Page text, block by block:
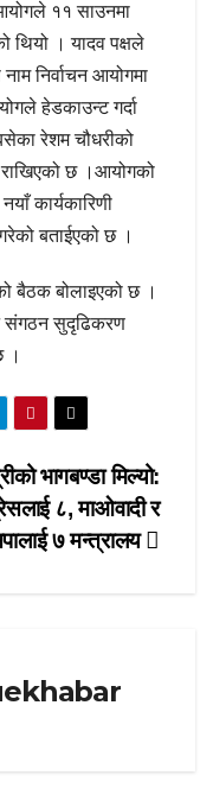
११ साउनमा
थियो । यादव पक्षले
निर्वाचन आयोगमा
हेडकाउन्ट गर्दा
रेशम चौधरीको
राखिएको छ ।आयोगको
कार्यकारिणी
बताईएको छ ।
बैठक बोलाइएको छ ।
संगठन सुदृढिकरण
।
भागबण्डा मिल्यो:
८, माओवादी र
७ मन्त्रालय